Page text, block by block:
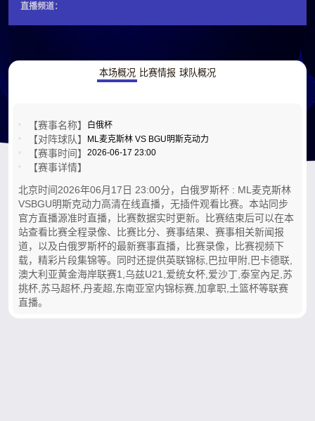
直播频道：
本场概况 比赛情报 球队概况
【赛事名称】 白俄杯
【对阵球队】 ML麦克斯林 VS BGU明斯克动力
【赛事时间】 2026-06-17 23:00
【赛事详情】
北京时间2026年06月17日 23:00分，白俄罗斯杯 : ML麦克斯林
VSBGU明斯克动力高清在线直播，无插件观看比赛。本站同步
官方直播源准时直播，比赛数据实时更新。比赛结束后可以在本
站查看比赛全程录像、比赛比分、赛事结果、赛事相关新闻报
道，以及白俄罗斯杯的最新赛事直播，比赛录像，比赛视频下
载，精彩片段集锦等。同时还提供英联锦标,巴拉甲附,巴卡德联,
澳大利亚黄金海岸联赛1,乌兹U21,爱统女杯,爱沙丁,泰室內足,苏
挑杯,苏马超杯,丹麦超,东南亚室内锦标赛,加拿职,土篮杯等联赛
直播。